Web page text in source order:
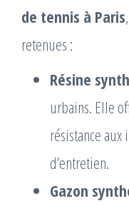
de tennis à Paris
retenues :
Résine
urbains. Elle
résistance
d’entretien.
Gazon